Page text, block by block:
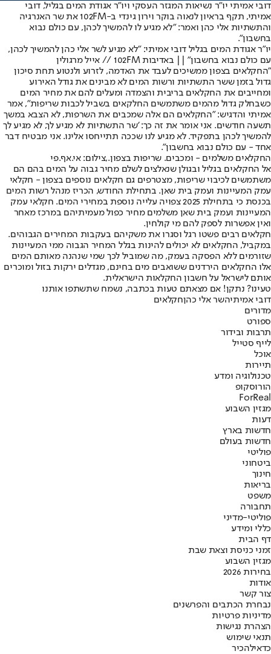
דובי אמיתי יו״ר נשיאות המגזר העסקי ויו״ר אגודת המים בגליל, דובי
אמיתי, תקף בראיון לנאוה בוקר וירון גינדי ב-102FM את שר האנרגיה
והתשתיות אלי כהן ואמר: "לא מגיע לו להמשיך לכהן, עם כולם נבוא
בחשבון".
יו"ר אגודת המים בגליל דובי אמיתי: "לא מגיע לשר אלי כהן להמשיך לכהן,
עם כולם נבוא בחשבון" || באדיבות 102FM // אייל מרגולין
"החקלאים בצפון ממשיכים לעבד את האדמה, לזרוע ולנטוע תחת סיכון
גדול בזמן ששר התשתיות ורשות המים לא מבינים את גודל האירוע
ומחייבים את החקלאים בריבית והצמדה ומעלים להם את מחיר המים
כשבחלק גדול מהמים משתמשים החלקאים בשביל לכבות שריפות", אמר
אמיתי והדגיש: "החקלאים הם אלה שמכבים את השרפות, לא הצבא במשך
תשעה חודשים. אני אומר את זה כך: 'שר התשתיות לא מגיע לך, לא מגיע לך
להמשיך לכהן בתפקיד. לא מגיע לנו שככה תתייחסו אלינו. אני מבטיח דבר
אחד - עם כולם נבוא בחשבון".
החקלאים משלמים - ומכבים. שריפות בצפון.,צילום: אי.אף.פי
אל החקלאים בגליל ובגולן שנאלצים לשלם מחיר גבוה על המים בהם הם
משתמשים לכיבוי שריפות, מצטרפים גם חקלאים נוספים בצפון - חקלאי
עמק המעיינות ועמק בית שאן. בתחילת החודש, הכריז מנהל רשות המים
בכנסת כי בתחילת 2025 צפויה עלייה נוספת במחירי המים. חקלאי עמק
המעיינות ועמק בית שאן משלמים מחיר כפול מעמיתיהם במרכז מאחר
ואין אפשרות לספק להם מי קולחין.
חקלאים רבים פשטו רגל וסגרו את משקיהם בעקבות המחירים הגבוהים.
במקביל, החקלאים לא יכולים להינות בגלל המחיר הגבוה ממי המעיינות
שזורמים ללא הפסקה בעמק, מה שמוביל לכך שמי שנהנה מאותם המים
אלו החקלאים הירדנים ששואבים מים בחינם, מגדלים ירקות בזול ומוכרים
אותם לישראל על חשבון החקלאות הישראלית.
טעינו? נתקן! אם מצאתם טעות בכתבה, נשמח שתשתפו אותנו
דובי אמיתיהשר אלי כהןחקלאים
מדורים
ספורט
תרבות ובידור
לייף סטייל
אוכל
תיירות
טכנולוגיה ומדע
הורוסקופ
ForReal
מגזין השבוע
דעות
חדשות בארץ
חדשות בעולם
פוליטי
ביטחוני
חינוך
בריאות
משפט
תחבורה
פוליטי-מדיני
כללי ומידע
דף הבית
זמני כניסת וצאת שבת
מגזין השבוע
בחירות 2026
אודות
צור קשר
נבחרת הכתבים והפרשנים
מדיניות פרטיות
הצהרת נגישות
תנאי שימוש
כדאילהכיר